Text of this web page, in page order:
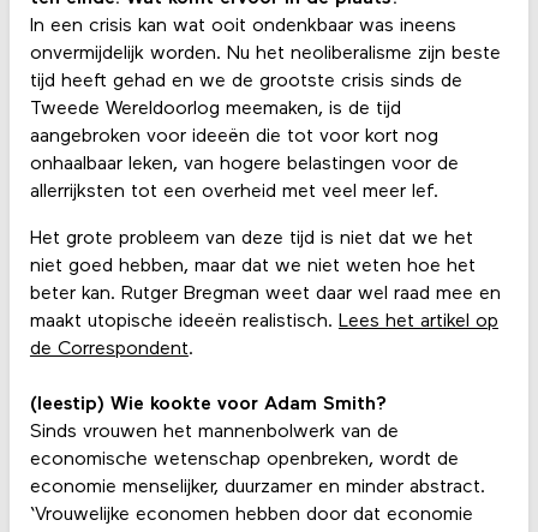
In een crisis kan wat ooit ondenkbaar was ineens
onvermijdelijk worden. Nu het neoliberalisme zijn beste
tijd heeft gehad en we de grootste crisis sinds de
Tweede Wereldoorlog meemaken, is de tijd
aangebroken voor ideeën die tot voor kort nog
onhaalbaar leken, van hogere belastingen voor de
allerrijksten tot een overheid met veel meer lef.
Het grote probleem van deze tijd is niet dat we het
niet goed hebben, maar dat we niet weten hoe het
beter kan. Rutger Bregman weet daar wel raad mee en
maakt utopische ideeën realistisch. Lees het artikel op
de Correspondent.
(leestip) Wie kookte voor Adam Smith?
Sinds vrouwen het mannenbolwerk van de
economische wetenschap openbreken, wordt de
economie menselijker, duurzamer en minder abstract.
‘Vrouwelijke economen hebben door dat economie